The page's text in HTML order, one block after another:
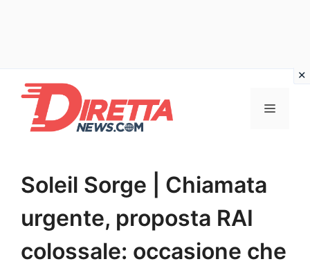
contenuto
Menu
Soleil Sorge | Chiamata
urgente, proposta RAI
colossale: occasione che